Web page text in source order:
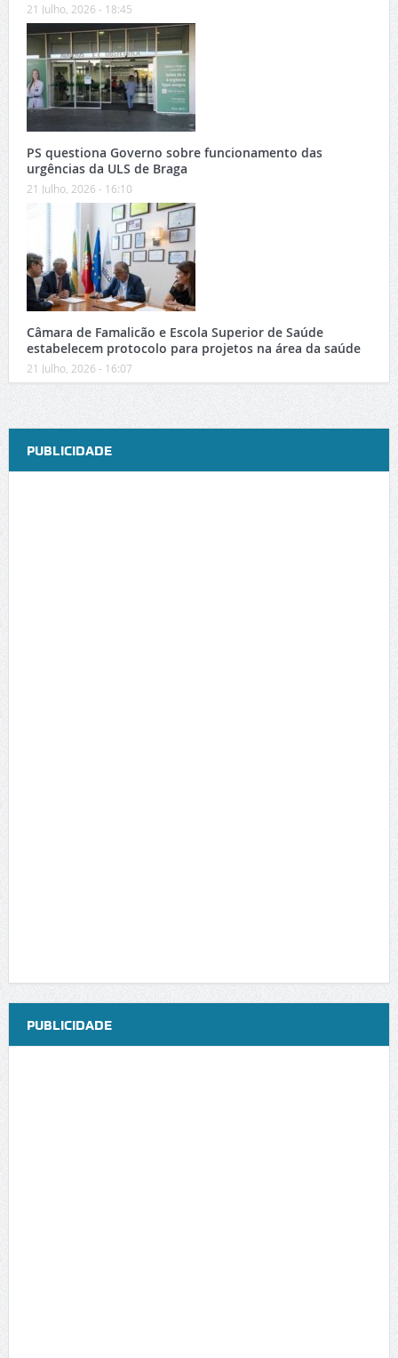
21 Julho, 2026 - 18:45
PS questiona Governo sobre funcionamento das
urgências da ULS de Braga
21 Julho, 2026 - 16:10
Câmara de Famalicão e Escola Superior de Saúde
estabelecem protocolo para projetos na área da saúde
21 Julho, 2026 - 16:07
PUBLICIDADE
PUBLICIDADE